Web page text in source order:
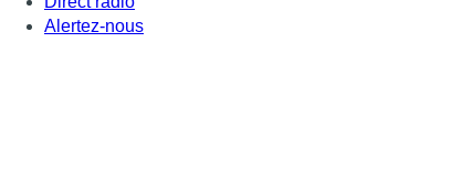
Alertez-nous